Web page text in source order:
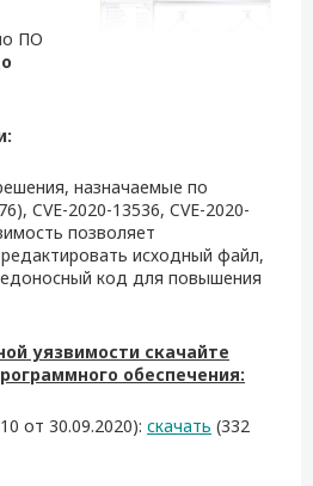
ПО
назначаемые по
CVE-2020-13536, CVE-2020-
позволяет
исходный файл,
код для повышения
уязвимости скачайте
обеспечения:
от 30.09.2020): скачать (332